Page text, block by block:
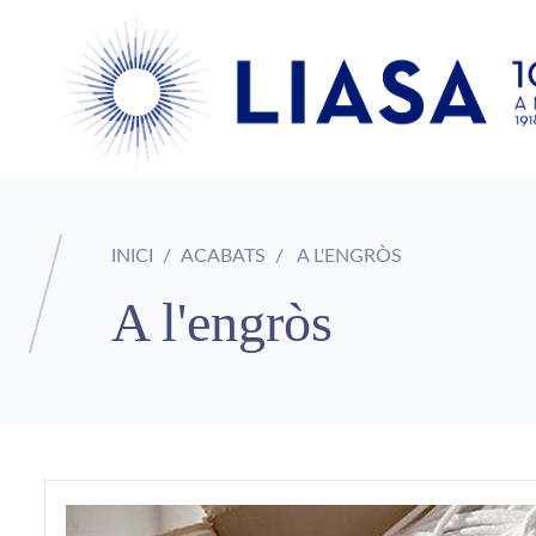
INICI ACABATS A L'ENGRÒS
A l'engròs